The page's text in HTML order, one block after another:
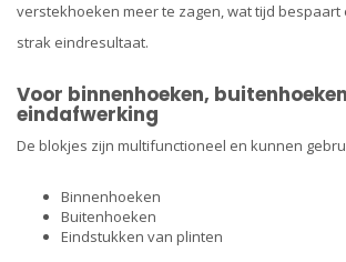
verstekhoeken meer te zagen, wat tijd bespaart
strak eindresultaat.
Voor binnenhoeken,
eindafwerking
De blokjes zijn multifunctioneel en kunnen
Binnenhoeken
Buitenhoeken
Eindstukken van plinten